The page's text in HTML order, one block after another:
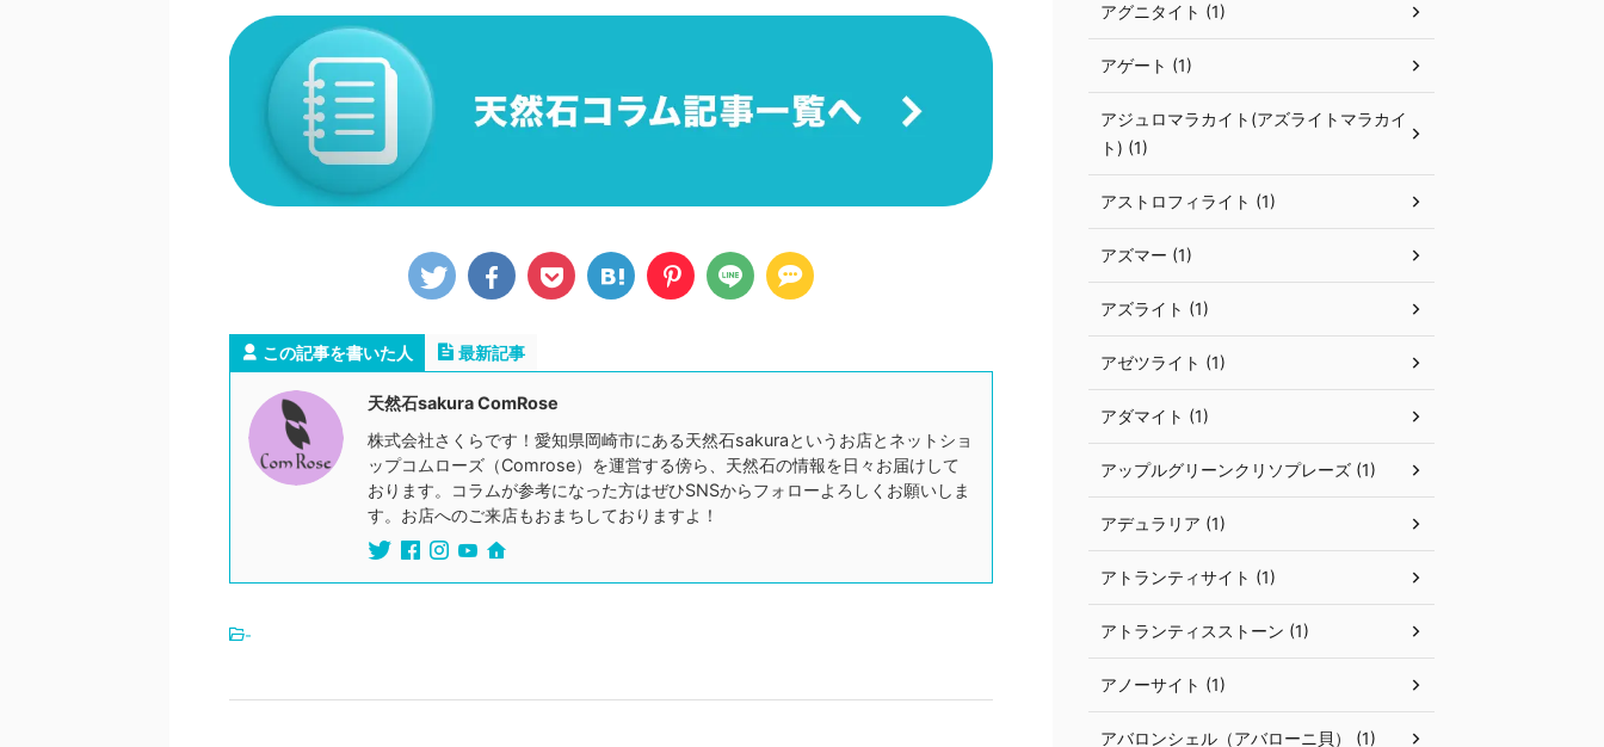
この記事を書いた人 最新記事
天然石sakura ComRose
株式会社さくらです！愛知県岡崎市にある天然石sakuraというお店とネットショ
ップコムローズ（Comrose）を運営する傍ら、天然石の情報を日々お届けして
おります。コラムが参考になった方はぜひSNSからフォローよろしくお願いしま
す。お店へのご来店もおまちしておりますよ！
-
アグニタイト (1)
アゲート (1)
アジュロマラカイト(アズライトマラカイ
ト) (1)
アストロフィライト (1)
アズマー (1)
アズライト (1)
アゼツライト (1)
アダマイト (1)
アップルグリーンクリソプレーズ (1)
アデュラリア (1)
アトランティサイト (1)
アトランティスストーン (1)
アノーサイト (1)
アバロンシェル（アバローニ貝） (1)